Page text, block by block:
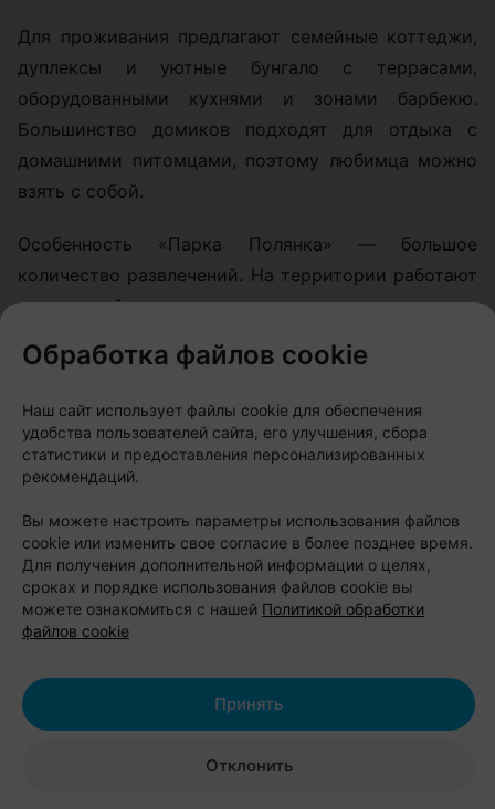
Для проживания предлагают семейные коттеджи,
дуплексы и уютные бунгало с террасами,
оборудованными кухнями и зонами барбекю.
Большинство домиков подходят для отдыха с
домашними питомцами, поэтому любимца можно
взять с собой.
Особенность «Парка Полянка» — большое
количество развлечений. На территории работают
веревочный парк, лазертаг, арчеритаг, спортивные
отдыха на воде могут взять напрокат лодку,
катамаран, байдарку или сапборд и отправиться
исследовать Бульковский залив.
После активного дня можно расслабиться в
банном комплексе или арендовать беседку с
мангалом. Также здесь есть площадки для свадеб,
корпоративов, детских праздников и других
мероприятий.
Стоимость проживания:
семейный коттедж (до 6 человек) —
коттедж-дуплекс (до 4 человек) — от
Обработка файлов cookie
Наш сайт использует файлы cookie для обеспечения
удобства пользователей сайта, его улучшения, сбора
статистики и предоставления персонализированных
рекомендаций.
Вы можете настроить параметры использования файлов
cookie или изменить свое согласие в более позднее время.
Для получения дополнительной информации о целях,
сроках и порядке использования файлов cookie вы
можете ознакомиться с нашей Политикой обработки
файлов cookie
Отклонить
Принять